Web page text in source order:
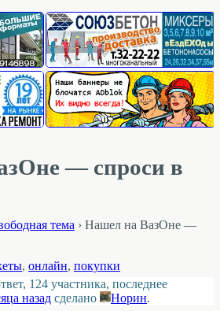
— спроси в
тема › Нашел на ВазОне —
, онлайн, покупки
124 участника, последнее
назад сделано Норин.